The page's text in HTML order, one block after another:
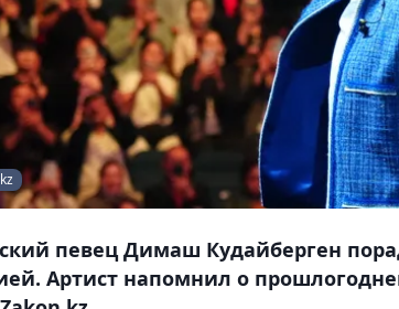
певец Димаш Кудайберген
Артист напомнил о